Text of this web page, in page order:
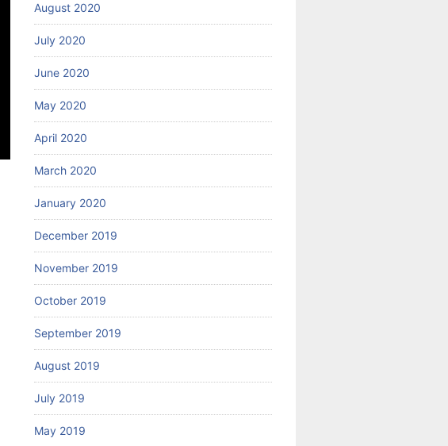
August 2020
July 2020
June 2020
May 2020
April 2020
March 2020
January 2020
December 2019
November 2019
October 2019
September 2019
August 2019
July 2019
May 2019